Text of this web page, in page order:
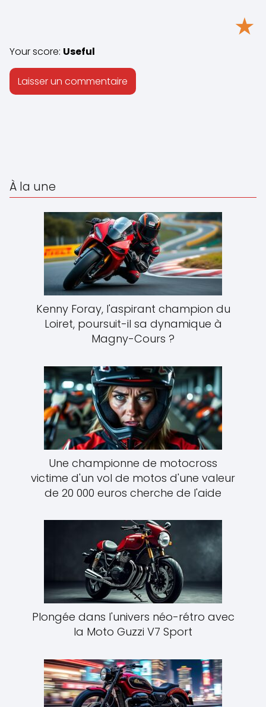
★
Your score: Useful
À la une
Kenny Foray, l'aspirant champion du
Loiret, poursuit-il sa dynamique à
Magny-Cours ?
Une championne de motocross
victime d'un vol de motos d'une valeur
de 20 000 euros cherche de l'aide
Plongée dans l'univers néo-rétro avec
la Moto Guzzi V7 Sport